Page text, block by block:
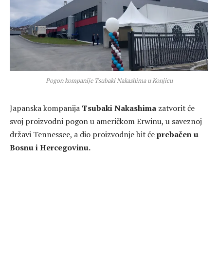
Pogon kompanije Tsubaki Nakashima u Konjicu
Japanska kompanija Tsubaki Nakashima zatvorit će
svoj proizvodni pogon u američkom Erwinu, u saveznoj
državi Tennessee, a dio proizvodnje bit ćeprebačen u
Bosnu i Hercegovinu.